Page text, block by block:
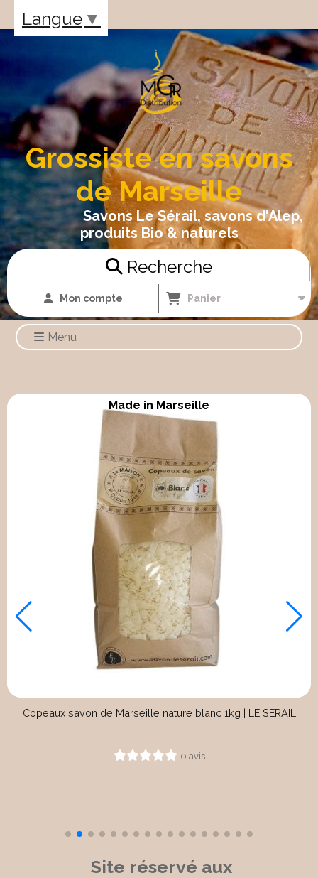
Grossiste en savons
de Marseille
Savons Le Sérail, savons d'Alep,
produits Bio & naturels
Recherche
Mon compte Panier
Menu
Made in France
Porte savon ventouse aimant 18mm
0 avis
Site réservé aux
Langue ▼